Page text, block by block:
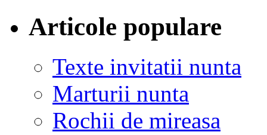
Articole populare
Texte invitatii nunta
Marturii nunta
Rochii de mireasa